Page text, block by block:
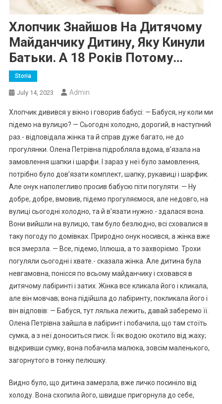
Хлопчик Знайшов На Дитячому
Майданчику Дитину, Яку Кинули
Батьки. А 18 Років Потому…
Storia
July 14, 2023 Admin
Хлопчик дивився у вікно і говорив бабусі: — Бабуся, ну коли ми
підемо на вулицю? — Сьогодні холодно, дорогий, в наступний
раз.- відповідала жінка та й справ дуже багато, не до
прогулянки. Олена Петрівна підробляла вдома, в’язала на
замовлення шапки і шарфи. І зараз у неї було замовлення,
потрібно було дов’язати комплект, шапку, рукавиці і шарфик.
Але онук наполегливо просив бабусю піти погуляти. — Ну
добре, добре, вмовив, підемо прогуляємося, але недовго, на
вулиці сьогодні холодно, та й в’язати нужно.- здалася вона.
Вони вийшли на вулицю, там було безлюдно, всі сховалися в
таку погоду по домівках. Природно онук носився, а жінка вже
вся змерзла. — Все, підемо, Іллюша, а то захворіємо. Трохи
погуляли сьогодні і хвате.- сказала жінка. Але дитина була
невгамовна, понісся по всьому майданчику і сховався в
дитячому лабіринті і затих. Жінка все кликала його і кликала,
але він мовчав; вона підійшла до лабіринту, покликала його і
він відповів: — Бабуся, тут лялька лежить, давай заберемо її.
Олена Петрівна зайшла в лабіринт і побачила, що там стоїть
сумка, а з неї доноситься писк. Її як водою окотило від жаху;
відкривши сумку, вона побачила малюка, зовсім маленького,
загорнутого в тонку пелюшку.
Видно було, що дитина замерзла, вже личко посиніло від
холоду. Вона схопила його, швидше пригорнула до себе,